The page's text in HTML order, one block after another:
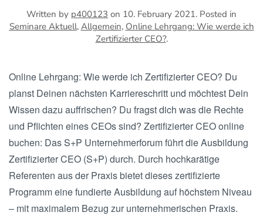
Written by p400123 on 10. February 2021. Posted in
Seminare Aktuell, Allgemein, Online Lehrgang: Wie werde ich
Zertifizierter CEO?.
Online Lehrgang: Wie werde ich Zertifizierter CEO? Du
planst Deinen nächsten Karriereschritt und möchtest Dein
Wissen dazu auffrischen? Du fragst dich was die Rechte
und Pflichten eines CEOs sind? Zertifizierter CEO online
buchen: Das S+P Unternehmerforum führt die Ausbildung
Zertifizierter CEO (S+P) durch. Durch hochkarätige
Referenten aus der Praxis bietet dieses zertifizierte
Programm eine fundierte Ausbildung auf höchstem Niveau
– mit maximalem Bezug zur unternehmerischen Praxis.